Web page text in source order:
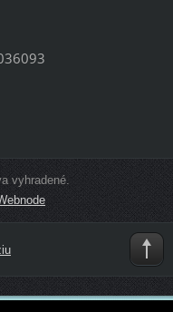
vyhradené.